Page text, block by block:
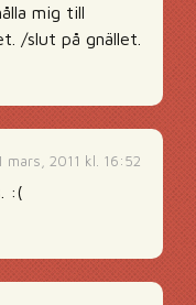
mig till
/slut på gnället.
mars, 2011 kl. 16:52
:(